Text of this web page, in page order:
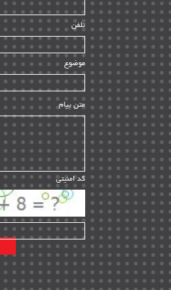
راه اندازی | ۹
سازندگان و تامین کنندگان | ۱۰
تامین مالی و سرمایه گذاری | ۳۲
ماشین آلات
مدیریت پروژه
مدیریت دانش
مدیریت سازمانی و عمومی | ۲
تأمین کالا | ۱۳
EPC | ۲۰
پیمانکاران بین المللی | ۸
اطلاعات انرژی کشورها | ۱۴
پروژه های خارجی | ۱۵
نقشه های نفت و گاز خارجی | ۱۰
شرکت های نفتی | ۱۴
تلفن
موضوع
متن پیام
کد امنیتی